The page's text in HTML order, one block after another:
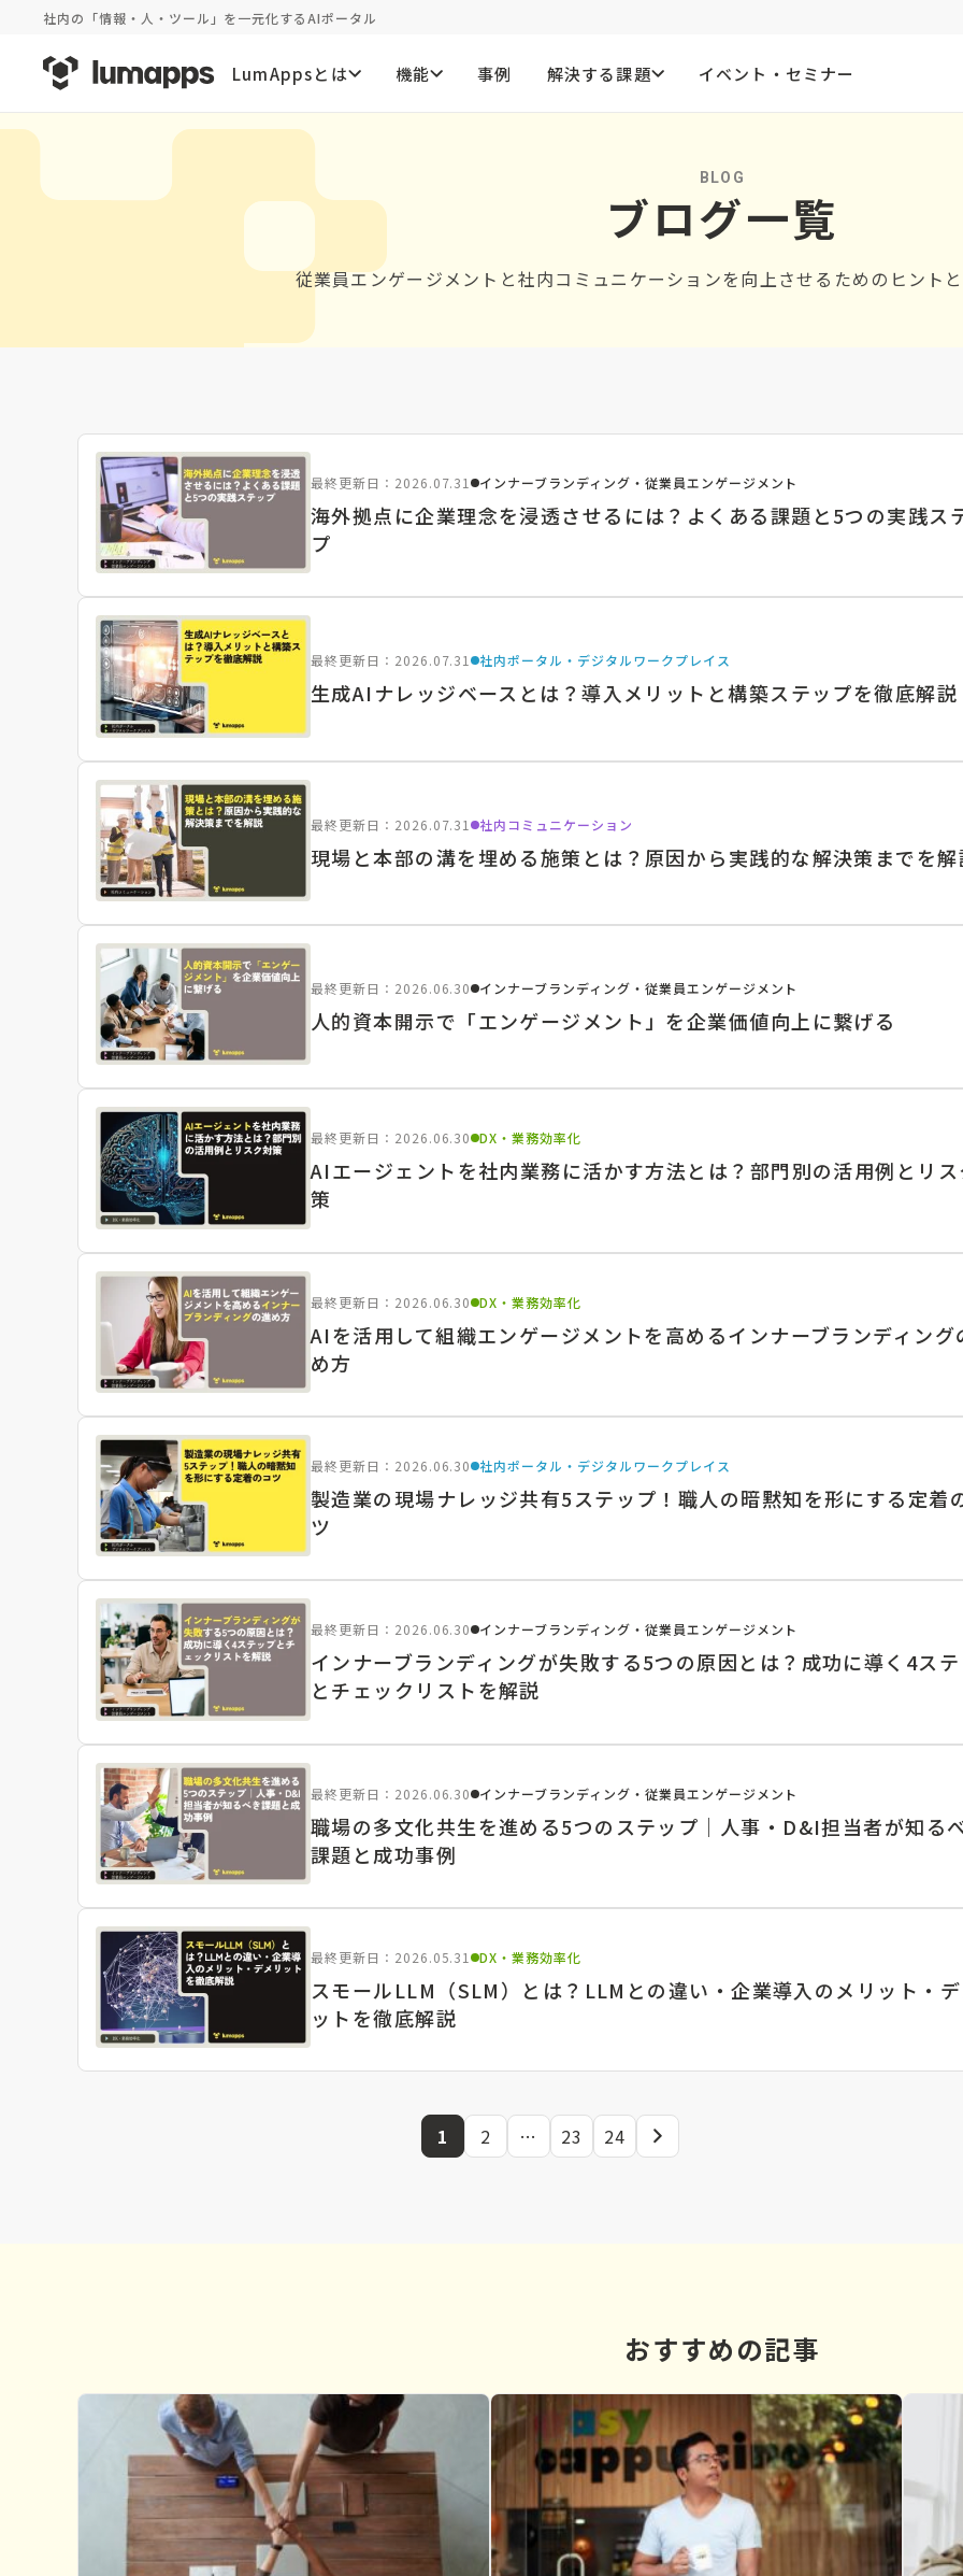
社内の「情報・人・ツール」を一元化するAIポータル
LumAppsとは 機能 事例 解決する課題 イベント・セミナー
BLOG
ブログ一覧
従業員エンゲージメントと社内コミュニケーションを向上させるためのヒント
最終更新日：2026.07.31 インナーブランディング・従業員エンゲージメント
海外拠点に企業理念を浸透させるには？よくある課題と5つの実践ス
プ
最終更新日：2026.07.31 社内ポータル・デジタルワークプレイス
生成AIナレッジベースとは？導入メリットと構築ステップを徹底解説
最終更新日：2026.07.31 社内コミュニケーション
現場と本部の溝を埋める施策とは？原因から実践的な解決策までを
最終更新日：2026.06.30 インナーブランディング・従業員エンゲージメント
人的資本開示で「エンゲージメント」を企業価値向上に繋げる
最終更新日：2026.06.30 DX・業務効率化
AIエージェントを社内業務に活かす方法とは？部門別の活用例とリ
策
最終更新日：2026.06.30 DX・業務効率化
AIを活用して組織エンゲージメントを高めるインナーブランディング
め方
最終更新日：2026.06.30 社内ポータル・デジタルワークプレイス
製造業の現場ナレッジ共有5ステップ！職人の暗黙知を形にする定着
ツ
最終更新日：2026.06.30 インナーブランディング・従業員エンゲージメント
インナーブランディングが失敗する5つの原因とは？成功に導く4ス
とチェックリストを解説
最終更新日：2026.06.30 インナーブランディング・従業員エンゲージメント
職場の多文化共生を進める5つのステップ｜人事・D&I担当者が知る
課題と成功事例
最終更新日：2026.05.31 DX・業務効率化
スモールLLM（SLM）とは？LLMとの違い・企業導入のメリット・
ットを徹底解説
1 2 … 23 24
次
おすすめの記事